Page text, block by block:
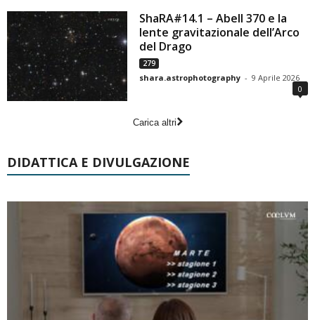
ShaRA#14.1 – Abell 370 e la
lente gravitazionale dell’Arco
del Drago
279
shara.astrophotography - 9 Aprile 2026
0
Carica altri
DIDATTICA E DIVULGAZIONE